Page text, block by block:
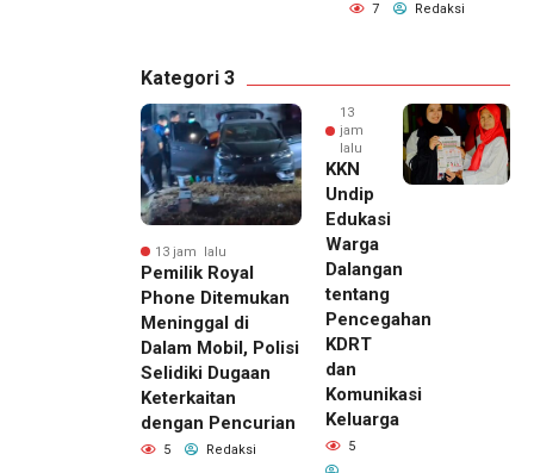
7 Redaksi
Kategori 3
13 jam lalu
Pemilik Royal
Phone Ditemukan
Meninggal di
Dalam Mobil, Polisi
Selidiki Dugaan
Keterkaitan
dengan Pencurian
5 Redaksi
13
jam
lalu
KKN
Undip
Edukasi
Warga
Dalangan
tentang
Pencegahan
KDRT
dan
Komunikasi
Keluarga
5